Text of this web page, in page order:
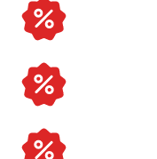
Kia
Hyundai
Ford
Jeep
Audi